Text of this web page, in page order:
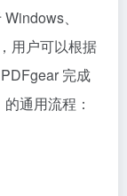
、
用户可以根据
完成
通用流程：